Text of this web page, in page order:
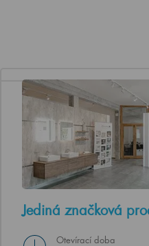
Jediná značková
Otevírací doba